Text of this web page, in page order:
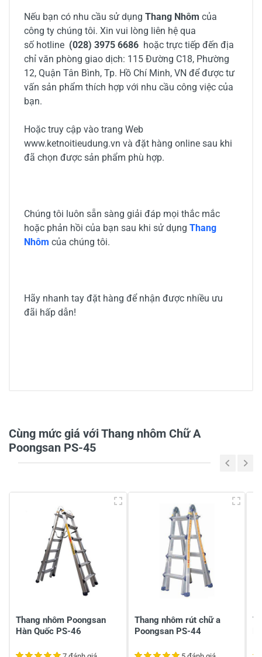
Nếu bạn có nhu cầu sử dụng Thang Nhôm của
công ty chúng tôi. Xin vui lòng liên hệ qua
số hotline (028) 3975 6686 hoặc trực tiếp đến địa
chỉ văn phòng giao dịch: 115 Đường C18, Phường
12, Quận Tân Bình, Tp. Hồ Chí Minh, VN để được tư
vấn sản phẩm thích hợp với nhu cầu công việc của
bạn.
Hoặc truy cập vào trang Web
www.ketnoitieudung.vn và đặt hàng online sau khi
đã chọn được sản phẩm phù hợp.
Chúng tôi luôn sẵn sàng giải đáp mọi thắc mắc
hoặc phản hồi của bạn sau khi sử dụng Thang
Nhôm của chúng tôi.
Hãy nhanh tay đặt hàng để nhận được nhiều ưu
đãi hấp dẫn!
5 đánh giá
3
-
2
20%
1
-
Chia sẻ nhận xét về sản phẩm
Cùng mức giá với Thang nhôm Chữ A
Poongsan PS-45
Thang nhôm Poongsan
Hàn Quốc PS-46
Thang nhôm rút chữ a
Poongsan PS-44